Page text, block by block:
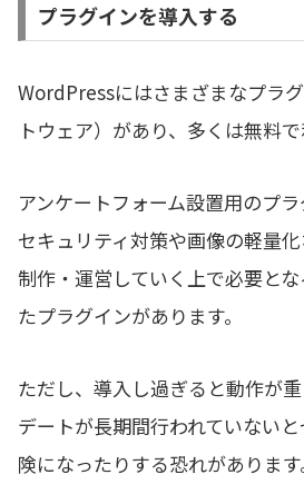
プラグインを導入する
WordPressにはさまざまなプラ
トウェア）があり、多くは無料で
アンケートフォーム設置用のプラ
セキュリティ対策や画像の軽量
制作・運営していく上で必要と
たプラグインがあります。
ただし、導入し過ぎると動作が
デートが長期間行われていない
険になったりする恐れがあります